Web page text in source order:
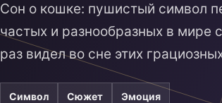
Сон о кошке: пушистый символ
частых и разнообразных в мире
раз видел во сне этих
Символ Сюжет Эмоция